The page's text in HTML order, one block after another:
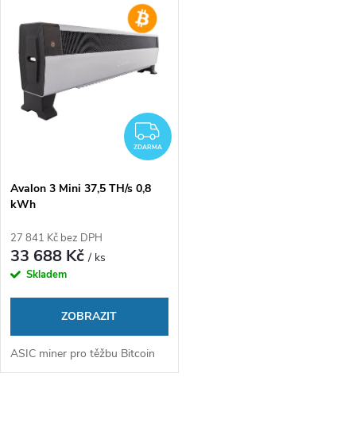
e
n
r
o
d
k
ý
p
p
r
o
d
u
k
ZDARMA
ZDARMA
Avalon 3 Mini 37,5 TH/s 0,8
kWh
27 841 Kč bez DPH
33 688 Kč/ ks
Skladem
ZOBRAZIT
ASIC miner pro těžbu Bitcoin